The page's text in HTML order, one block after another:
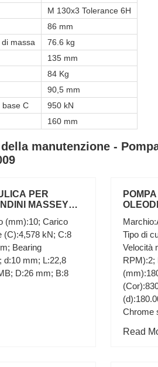
M 130x3 Tolerance 6H
86 mm
massa
76.6 kg
135 mm
84 Kg
90,5 mm
base C
950 kN
160 mm
manutenzione -
PER
MASSEY
(mm):10; Carico
(C):4,578 kN; C:8
Bearing
d:10 mm; L:22,8
D:26 mm; B:8
Tipo di
Velocità
RPM):2;
Chrome
Read